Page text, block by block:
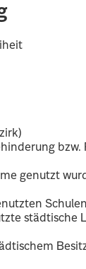
bzw.
genutzt
Schulen
städtische